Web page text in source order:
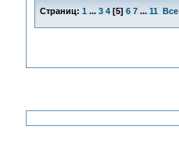
Страниц: 1 ... 3 4[5] 6 7 ... 11 Все